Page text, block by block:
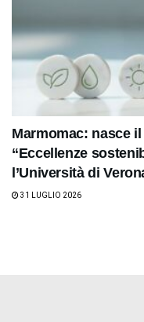
Marmomac: nasce
“Eccellenze
l’Università di
31 LUGLIO 2026